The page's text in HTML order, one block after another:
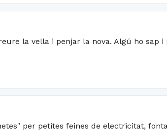
la vella i penjar la nova. Algú ho sap i
per petites feines de electricitat,